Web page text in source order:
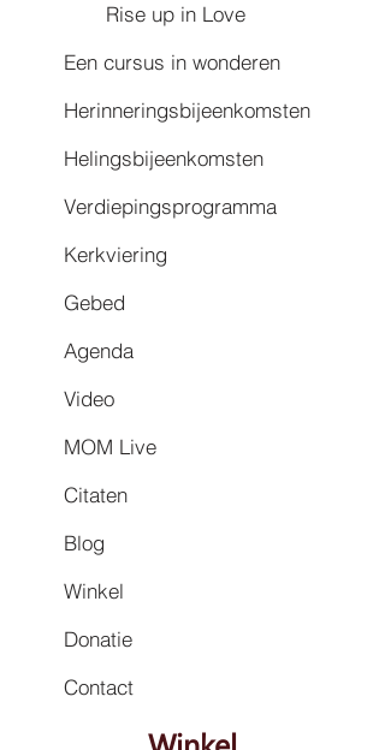
Rise up in Love
Een cursus in wonderen
Herinneringsbijeenkomsten
Helingsbijeenkomsten
Verdiepingsprogramma
Kerkviering
Gebed
Agenda
Video
MOM Live
Citaten
Blog
Winkel
Donatie
Contact